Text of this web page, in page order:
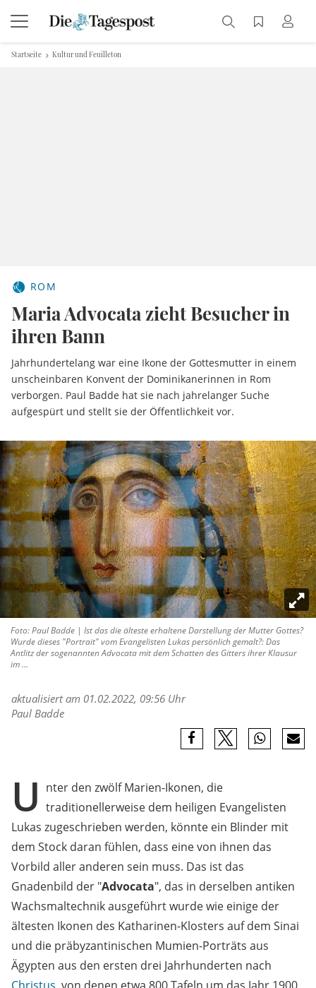
Startseite Kultur und Feuilleton
ROM
Maria Advocata zieht Besucher in
ihren Bann
Jahrhundertelang war eine Ikone der Gottesmutter in einem
unscheinbaren Konvent der Dominikanerinnen in Rom
verborgen. Paul Badde hat sie nach jahrelanger Suche
aufgespürt und stellt sie der Öffentlichkeit vor.
Foto: Paul Badde | Ist das die älteste erhaltene Darstellung der Mutter Gottes?
Wurde dieses "Portrait" vom Evangelisten Lukas persönlich gemalt?: Das
Antlitz der sogenannten Advocata mit dem Schatten des Gitters ihrer Klausur
im ...
aktualisiert am 01.02.2022, 09:56 Uhr
Paul Badde
U nter den zwölf Marien-Ikonen, die
traditionellerweise dem heiligen Evangelisten
Lukas zugeschrieben werden, könnte ein Blinder mit
dem Stock daran fühlen, dass eine von ihnen das
Vorbild aller anderen sein muss. Das ist das
Gnadenbild der "Advocata", das in derselben antiken
Wachsmaltechnik ausgeführt wurde wie einige der
ältesten Ikonen des Katharinen-Klosters auf dem Sinai
und die präbyzantinischen Mumien-Porträts aus
Ägypten aus den ersten drei Jahrhunderten nach